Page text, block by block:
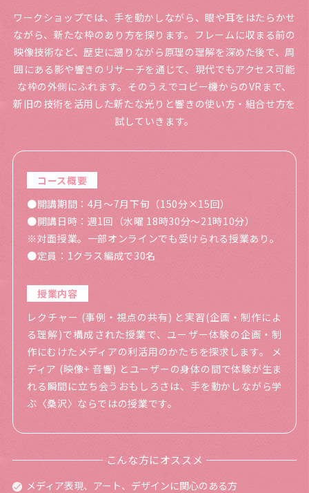
ワークショップでは、手を動かしながら、眼や耳をはたらかせ
ながら、新たな枠のあり方を探ります。フレームに収まる前の
映像技術など、歴史に遡りながら原理の理解を深めた後で、周
囲にある影や響きのリサーチを通じて、現代でもアクセス可能
な枠の外側にふれます。そのうえでコピー機からのVRまで、
新旧の技術を活用した新たな光りと響きの使い方・組合せ方を
試していきます。
コース概要
●開講期間：4月〜7月下旬（150分×15回）
●開講日時：週1回（水曜 18時30分～21時10分）
※対面授業。一部オンラインでも受けられる授業あり。
●定員：1クラス編成で30名
授業内容
レクチャー (事例・視点の共有) と実習(企画・制作によ
る理解)で構成された授業で、ユーザー体験の企画・制
作にむけたメディアの利活用のかたちを探求します。 メ
ディア (映像+ 音響) とユーザーの身体の間で体験が生ま
れる瞬間に立ち会うおもしろさは、手を動かしながら学
ぶ〈桑沢〉ならではの授業です。
こんな方にオススメ
メディア表現、アート、デザインに関心のある方